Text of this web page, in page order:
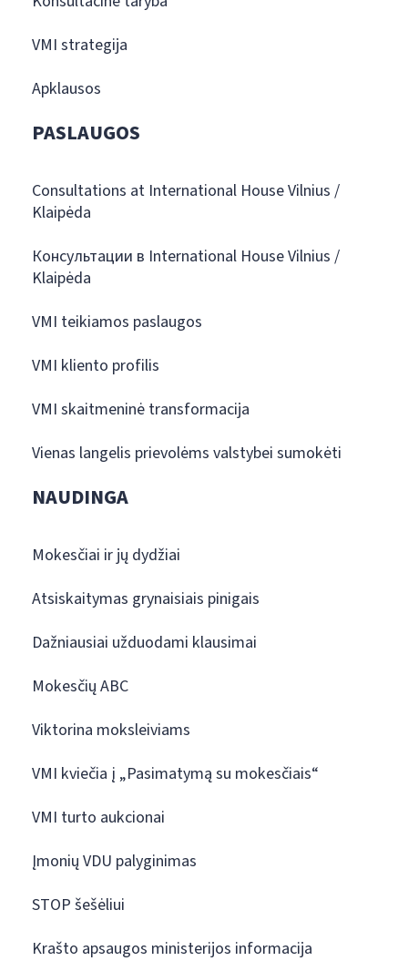
VMI strategija
Apklausos
PASLAUGOS
Consultations at International House Vilnius /
Klaipėda
Консультации в International House Vilnius /
Klaipėda
VMI teikiamos paslaugos
VMI kliento profilis
VMI skaitmeninė transformacija
Vienas langelis prievolėms valstybei sumokėti
NAUDINGA
Mokesčiai ir jų dydžiai
Atsiskaitymas grynaisiais pinigais
Dažniausiai užduodami klausimai
Mokesčių ABC
Viktorina moksleiviams
VMI kviečia į „Pasimatymą su mokesčiais“
VMI turto aukcionai
Įmonių VDU palyginimas
STOP šešėliui
Krašto apsaugos ministerijos informacija